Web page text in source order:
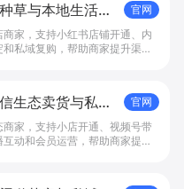
草与本地生活转
官网
家，支持小红书店铺开通、内
私域复购，帮助商家提升渠道
生态卖货与私域
官网
家，支持小店开通、视频号带
动和会员运营，帮助商家提升